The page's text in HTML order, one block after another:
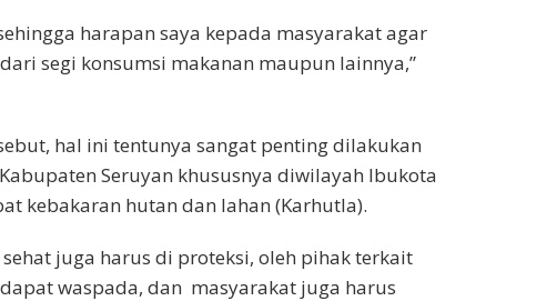
harapan saya kepada masyarakat agar
segi konsumsi makanan maupun lainnya,”
hal ini tentunya sangat penting dilakukan
Seruyan khususnya diwilayah Ibukota
kebakaran hutan dan lahan (Karhutla).
juga harus di proteksi, oleh pihak terkait
waspada, dan masyarakat juga harus